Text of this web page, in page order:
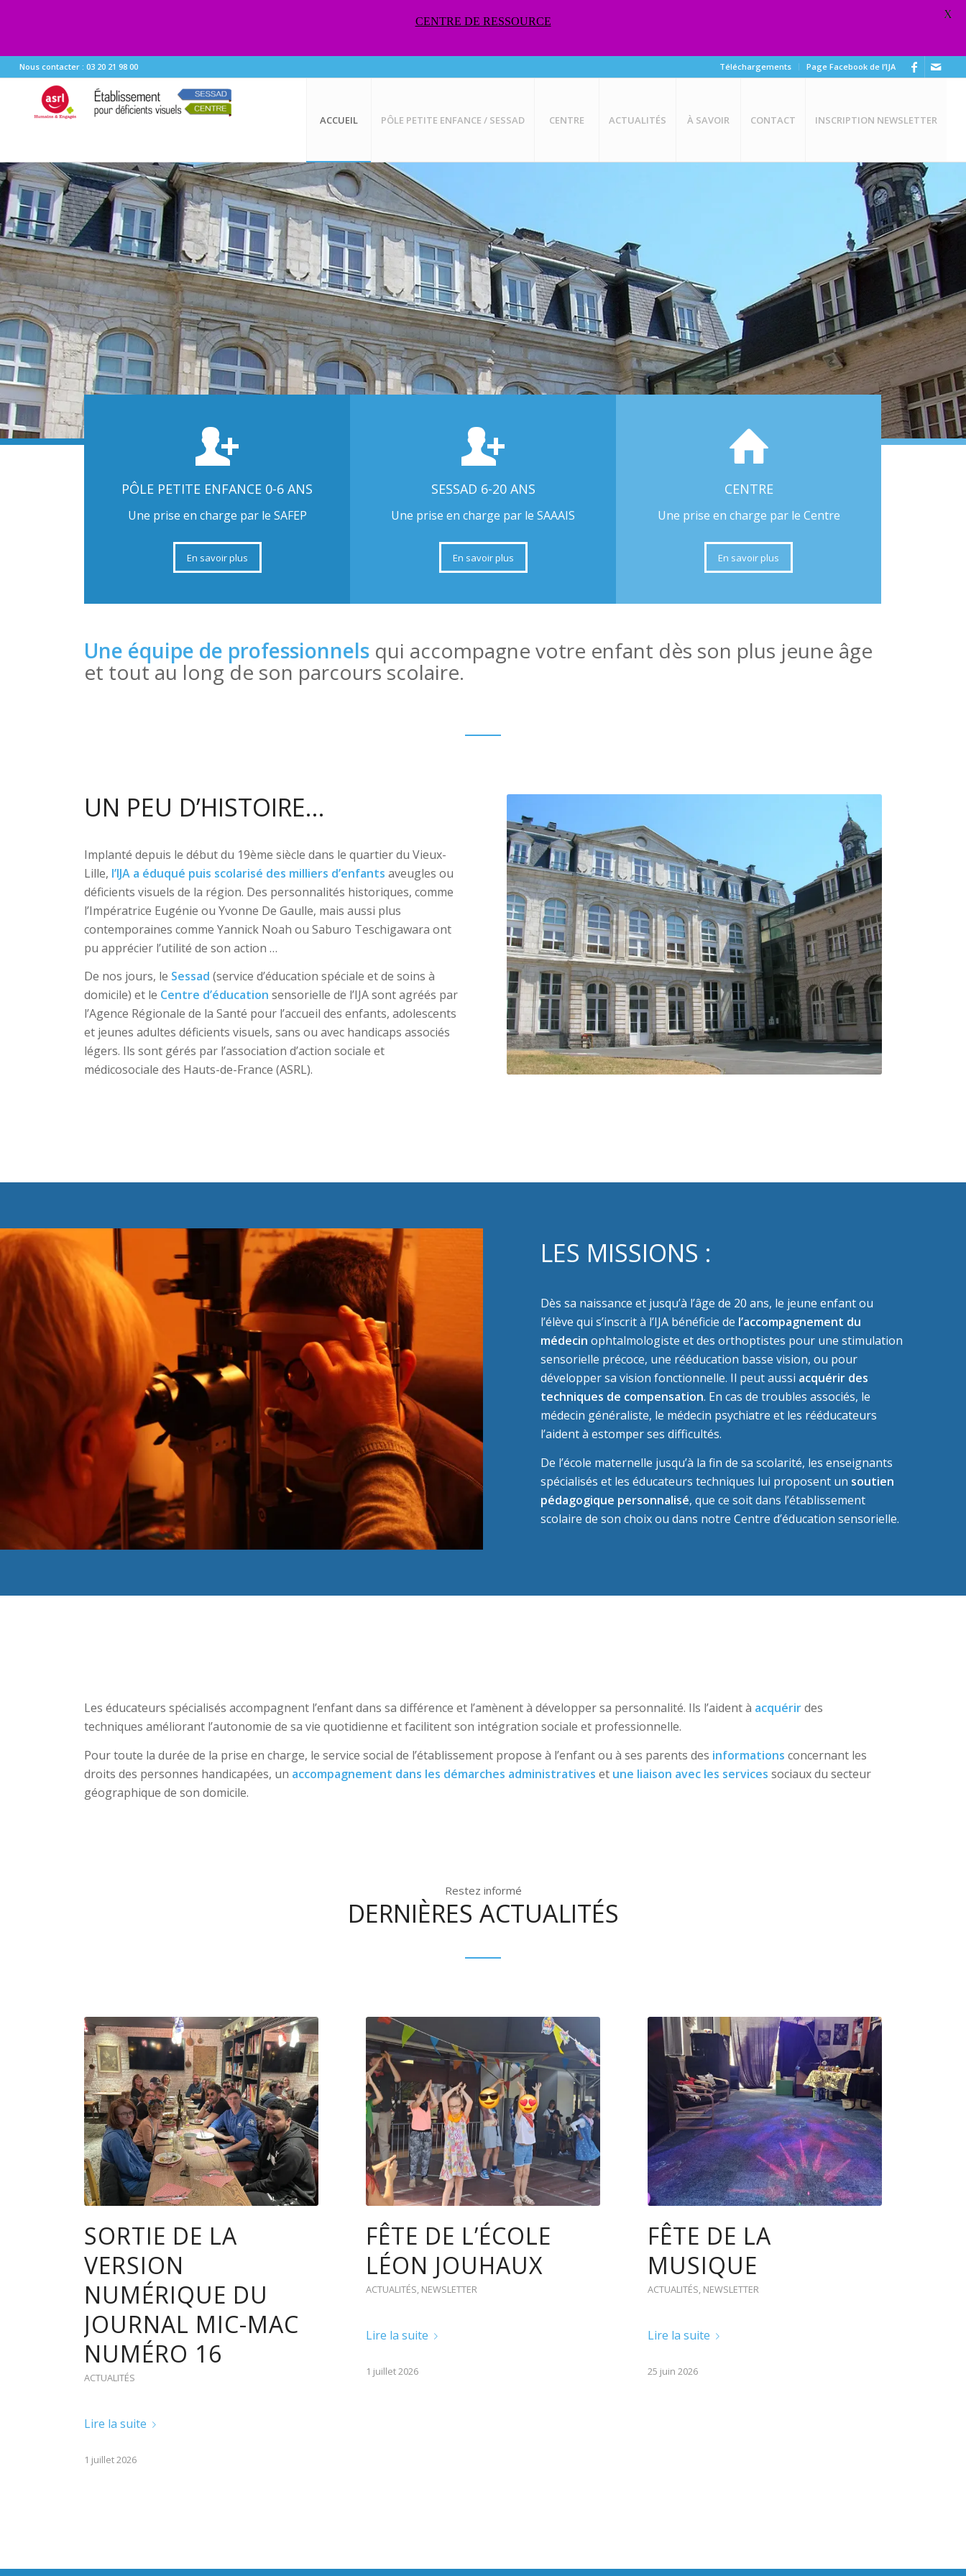
Téléchargements Page Facebook de l’IJA
Nous contacter : 03 20 21 98 00
ACCUEIL PÔLE PETITE ENFANCE / SESSAD CENTRE ACTUALITÉS À SAVOIR CONTACT INSCRIPTION NEWSLETTER
PÔLE PETITE ENFANCE 0-6 ANS
Une prise en charge par le SAFEP
En savoir plus
SESSAD 6-20 ANS
Une prise en charge par le SAAAIS
En savoir plus
CENTRE
Une prise en charge par le Centre
En savoir plus
Unsavoir-faire et une expertise reconnus, dans le domaine de la basse vision, de
l’informatique braille et des techniques de compensation.
UN PEU D’HISTOIRE…
Implanté depuis le début du 19ème siècle dans le quartier du Vieux-
Lille, l’IJA a éduqué puis scolarisé des milliers d’enfantsaveugles ou
déficients visuels de la région. Des personnalités historiques, comme
l’Impératrice Eugénie ou Yvonne De Gaulle, mais aussi plus
contemporaines comme Yannick Noah ou Saburo Teschigawara ont
pu apprécier l’utilité de son action …
De nos jours, le Sessad (service d’éducation spéciale et de soins à
domicile) et le Centre d’éducationsensorielle de l’IJA sont agréés par
l’Agence Régionale de la Santé pour l’accueil des enfants, adolescents
et jeunes adultes déficients visuels, sans ou avec handicaps associés
légers. Ils sont gérés par l’association d’action sociale et
médicosociale des Hauts-de-France (ASRL).
LES MISSIONS :
Dès sa naissance et jusqu’à l’âge de 20 ans, le jeune enfant ou
l’élève qui s’inscrit à l’IJA bénéficie de l’accompagnement du
médecin ophtalmologiste et des orthoptistes pour une stimulation
sensorielle précoce, une rééducation basse vision, ou pour
développer sa vision fonctionnelle. Il peut aussi acquérir des
techniques de compensation. En cas de troubles associés, le
médecin généraliste, le médecin psychiatre et les rééducateurs
l’aident à estomper ses difficultés.
De l’école maternelle jusqu’à la fin de sa scolarité, les enseignants
spécialisés et les éducateurs techniques lui proposent un soutien
pédagogique personnalisé, que ce soit dans l’établissement
scolaire de son choix ou dans notre Centre d’éducation sensorielle.
Les éducateurs spécialisés accompagnent l’enfant dans sa différence et l’amènent à développer sa personnalité. Ils l’aident à acquérirdes
techniques améliorant l’autonomie de sa vie quotidienne et facilitent son intégration sociale et professionnelle.
Pour toute la durée de la prise en charge, le service social de l’établissement propose à l’enfant ou à ses parents des informationsconcernant les
droits des personnes handicapées, un accompagnement dans les démarches administratives et une liaison avec les servicessociaux du secteur
géographique de son domicile.
Restez informé
DERNIÈRES ACTUALITÉS
SORTIE DE LA
VERSION
NUMÉRIQUE DU
JOURNAL MIC-MAC
NUMÉRO 16
ACTUALITÉS
Lire la suite
1 juillet 2026
FÊTE DE L’ÉCOLE
LÉON JOUHAUX
ACTUALITÉS, NEWSLETTER
Lire la suite
1 juillet 2026
FÊTE DE LA
MUSIQUE
ACTUALITÉS, NEWSLETTER
Lire la suite
25 juin 2026
CENTRE DE RESSOURCE
X